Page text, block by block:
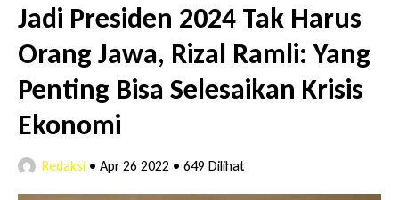
Terpidana Penipuan 10 Miliar
Lakukan Pencurian dengan Pemberatan,
Muhammad Syifa Dihukum 4 Bulan Penjara
RSUD Bangil Raih Penghargaan Internasional WSO,
Perkuat Layanan Code Stroke Lewat Webinar
Jadi Presiden 2024 Tak Harus
Orang Jawa, Rizal Ramli: Yang
Penting Bisa Selesaikan Krisis
Ekonomi
Redaksi • Apr 26 2022 • 649 Dilihat